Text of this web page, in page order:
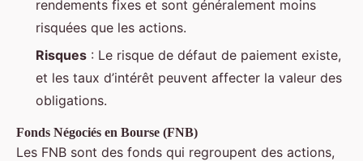
rendements fixes et sont généralement moins
risquées que les actions.
Risques : Le risque de défaut de paiement existe,
et les taux d’intérêt peuvent affecter la valeur des
obligations.
Fonds Négociés en Bourse (FNB)
Les FNB sont des fonds qui regroupent des actions,